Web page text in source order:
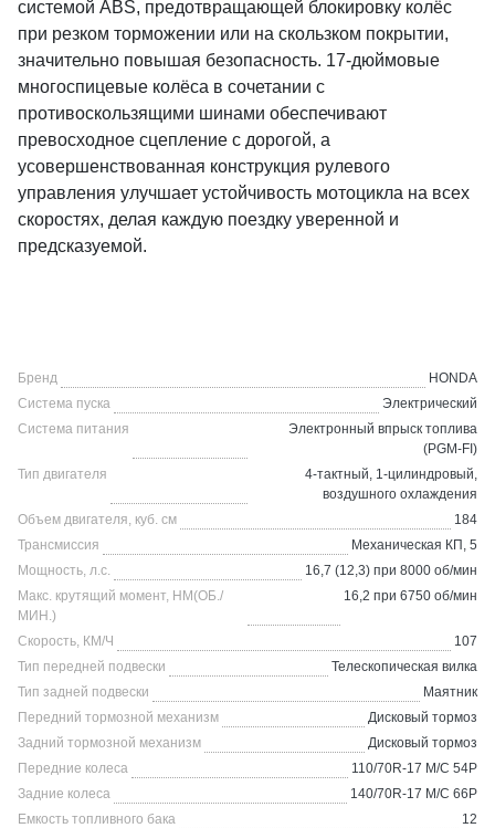
системой ABS, предотвращающей блокировку колёс
при резком торможении или на скользком покрытии,
значительно повышая безопасность. 17-дюймовые
многоспицевые колёса в сочетании с
противоскользящими шинами обеспечивают
превосходное сцепление с дорогой, а
усовершенствованная конструкция рулевого
управления улучшает устойчивость мотоцикла на всех
скоростях, делая каждую поездку уверенной и
предсказуемой.
Бренд
HONDA
Система пуска
Электрический
Система питания
Электронный впрыск топлива
(PGM-FI)
Тип двигателя
4-тактный, 1-цилиндровый,
воздушного охлаждения
Объем двигателя, куб. см
184
Трансмиссия
Механическая КП, 5
Мощность, л.с.
16,7 (12,3) при 8000 об/мин
Макс. крутящий момент, НМ(ОБ./
МИН.)
16,2 при 6750 об/мин
Скорость, КМ/Ч
107
Тип передней подвески
Телескопическая вилка
Тип задней подвески
Маятник
Передний тормозной механизм
Дисковый тормоз
Задний тормозной механизм
Дисковый тормоз
Передние колеса
110/70R-17 M/C 54P
Задние колеса
140/70R-17 M/C 66P
Емкость топливного бака
12